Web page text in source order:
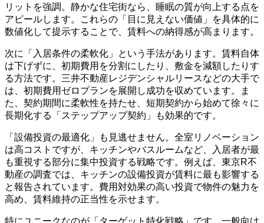
リットを強調。静かな住宅街なら、睡眠の質が向上する点を
アピールします。これらの「目に見えない価値」を具体的に
数値化して提示することで、賃料への納得感が高まります。
次に「入居条件の柔軟化」という手法があります。賃料自体
は下げずに、初期費用を分割にしたり、敷金を減額したりす
る方法です。三井不動産レジデンシャルリースなどの大手で
は、初期費用ゼロプランを展開し成功を収めています。ま
た、契約期間に柔軟性を持たせ、短期契約から始めて徐々に
長期化する「ステップアップ契約」も効果的です。
「設備投資の最適化」も見逃せません。全室リノベーション
は高コストですが、キッチンやバスルームなど、入居者が最
も重視する部分に集中投資する戦略です。例えば、東京R不
動産の調査では、キッチンの設備投資が賃料に最も影響する
と報告されています。費用対効果の高い投資で物件の魅力を
高め、賃料維持の正当性を示せます。
特にユニークなのが「ターゲット特化戦略」です。一般向け